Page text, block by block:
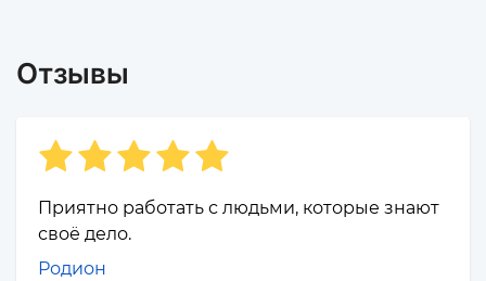
Отзывы
Приятно работать с людьми, которые знают
своё дело.
Родион